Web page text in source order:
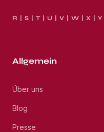
R S T U V W X Y
Allgemein
Über uns
Blog
Presse